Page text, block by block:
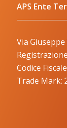
APS Ente
Via
Codice
Trade Mark: